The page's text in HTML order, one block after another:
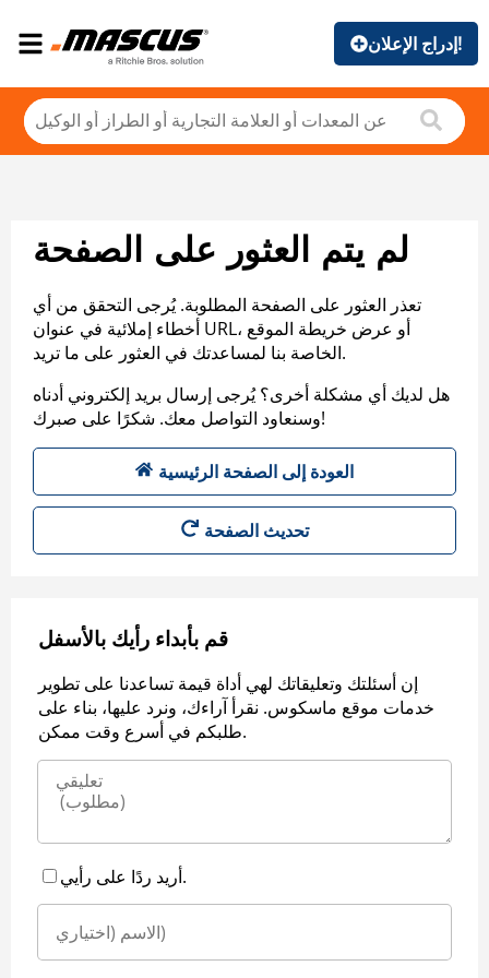
إدراج الإعلان!
لم يتم العثور على الصفحة
تعذر العثور على الصفحة المطلوبة. يُرجى التحقق من أي
أخطاء إملائية في عنوان URL، أو عرض خريطة الموقع
الخاصة بنا لمساعدتك في العثور على ما تريد.
هل لديك أي مشكلة أخرى؟ يُرجى إرسال بريد إلكتروني أدناه
وسنعاود التواصل معك. شكرًا على صبرك!
العودة إلى الصفحة الرئيسية
تحديث الصفحة
قم بأبداء رأيك بالأسفل
إن أسئلتك وتعليقاتك لهي أداة قيمة تساعدنا على تطوير
خدمات موقع ماسكوس. نقرأ آراءك، ونرد عليها، بناء على
طلبكم في أسرع وقت ممكن.
أريد ردًا على رأيي.